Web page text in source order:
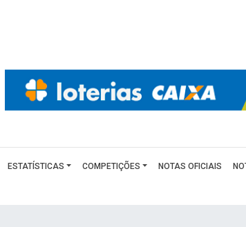
ESTATÍSTICAS COMPETIÇÕES NOTAS OFICIAIS